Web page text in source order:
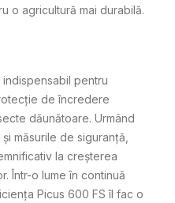
o agricultură mai durabilă.
pentru
de încredere
dăunătoare. Urmând
măsurile de siguranță,
la creșterea
Într-o lume în continuă
Picus 600 FS îl fac o